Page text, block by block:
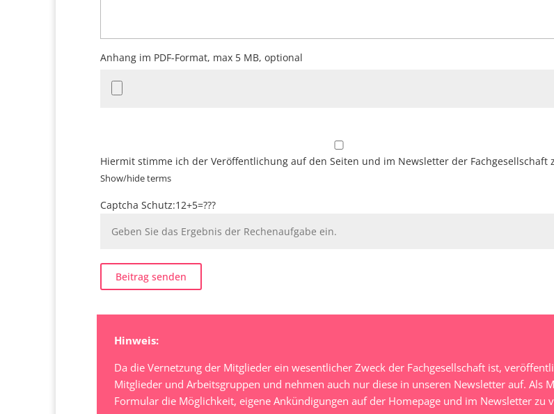
Anhang im PDF-Format, max 5 MB, optional
Hiermit stimme ich der Veröffentlichung auf den Seiten und im Newsletter der Fachgesellschaft
Show/hide terms
Captcha Schutz:12+5=???
Hinweis:
Da die Vernetzung der Mitglieder ein wesentlicher Zweck der Fachgesellschaft ist,
Mitglieder und Arbeitsgruppen und nehmen auch nur diese in unseren Newsletter auf. Als
Formular die Möglichkeit, eigene Ankündigungen auf der Homepage und im Newsletter zu